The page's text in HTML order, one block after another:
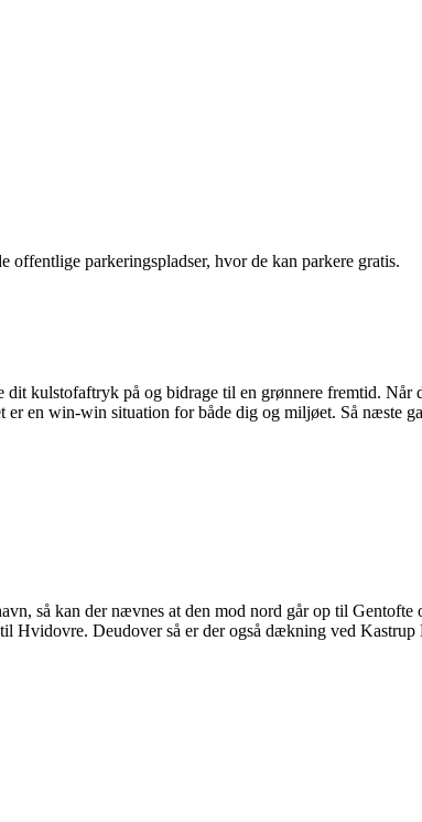
parkeringspladser, hvor de kan parkere gratis.
kulstofaftryk på og bidrage til en grønnere fremtid. Når
en win-win situation for både dig og miljøet. Så næste
så kan der nævnes at den mod nord går op til
Hvidovre. Deudover så er der også dækning ved